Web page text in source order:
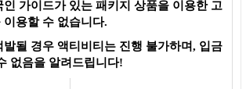
인 가이드가 있는 패키지 상품을 이용한 고
이용할 수 없습니다.
발될 경우 액티비티는 진행 불가하며, 입금
없음을 알려드립니다!